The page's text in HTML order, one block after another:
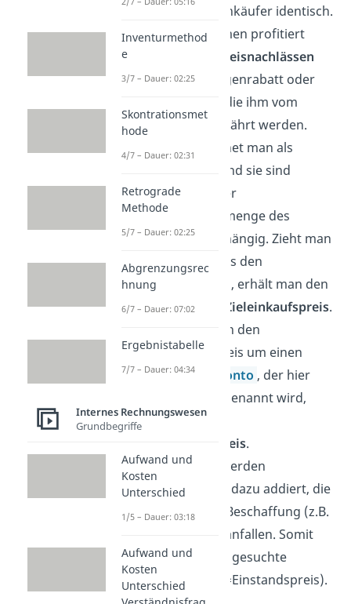
sind für alle Einkäufer identisch.
Ein Unternehmen profitiert
Preisnachlässen
(wie z. B. Mengenrabatt oder
Treuerabatt), die ihm vom
Verkäufer gewährt werden.
Diese bezeichnet man als
und sie sind
oftmals von der
Beschaffungsmenge des
Einkäufers abhängig. Zieht man
vom Listenpreis den
Lieferrabatt ab, erhält man den
sogenannten
Zieleinkaufspreis.
Verringert man den
Zieleinkaufspreis um einen
gewährten
Skonto , der hier
genannt wird,
ergibt sich der
Bareinkaufspreis.
Zum Schluss werden
Bezugskosten
dazu addiert, die
aufgrund der Beschaffung (z.B.
Lieferkosten) anfallen. Somit
ergibt sich der gesuchte
Bezugspreis
(=Einstandspreis).
Inventurmethod
e
3/7 – Dauer: 02:25
Skontrationsmet
hode
4/7 – Dauer: 02:31
Retrograde
Methode
5/7 – Dauer: 02:25
Abgrenzungsrec
hnung
6/7 – Dauer: 07:02
Ergebnistabelle
7/7 – Dauer: 04:34
Internes Rechnungswesen
Grundbegriffe
Aufwand und
Kosten
Unterschied
1/5 – Dauer: 03:18
Aufwand und
Kosten
Unterschied